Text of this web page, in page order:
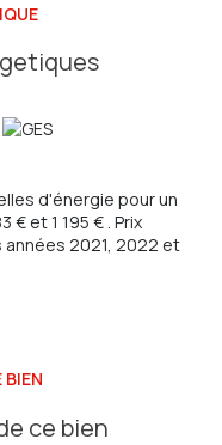
d'énergie pour un
et 1 195 € . Prix
2021, 2022 et
BIEN
ce bien